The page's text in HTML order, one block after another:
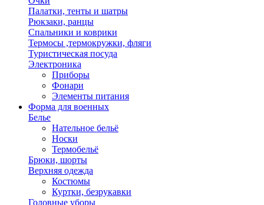
Палатки, тенты и шатры
Рюкзаки, ранцы
Спальники и коврики
Термосы ,термокружки, фляги
Туристическая посуда
Электроника
Приборы
Фонари
Элементы питания
Форма для военных
Белье
Нательное бельё
Носки
Термобельё
Брюки, шорты
Верхняя одежда
Костюмы
Куртки, безрукавки
Головные уборы